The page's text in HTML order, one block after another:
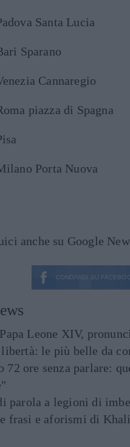
Santa Lucia
Sparano
Cannaregio
piazza di Spagna
Porta Nuova
anche su Google
CONDIVIDI SU
Leone XIV,
le più belle da
72 ore senza parlare:
parola a legioni di
frasi e aforismi di